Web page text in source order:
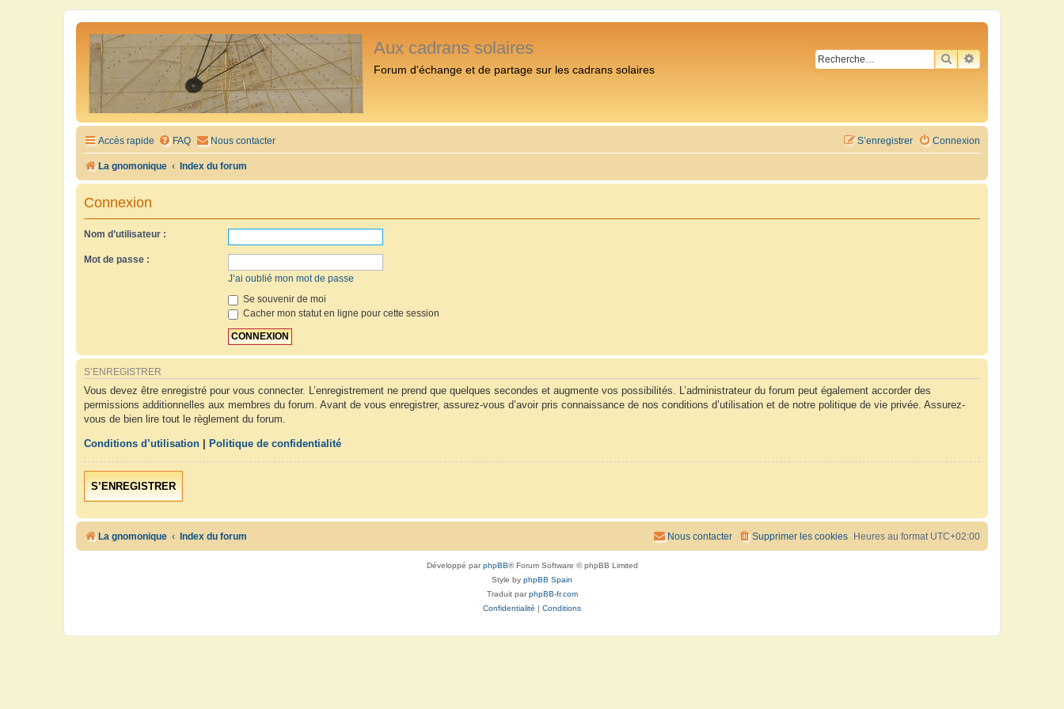
Aux cadrans solaires
Forum d'échange et de partage sur les cadrans solaires
RECHERCHER
RECHERCHE
Accès rapide FAQ Nous contacter Connexion
S’enregistrer
La gnomonique Index du forum
Connexion
Nom d’utilisateur :
Mot de passe :
J’ai oublié mon mot de passe
Se souvenir de moi
Cacher mon statut en ligne pour cette session
S’ENREGISTRER
Vous devez être enregistré pour vous connecter. L’enregistrement ne prend que quelques secondes et augmente vos possibilités. L’administrateur du forum peut également accorder des
permissions additionnelles aux membres du forum. Avant de vous enregistrer, assurez-vous d’avoir pris connaissance de nos conditions d’utilisation et de notre politique de vie privée. Assurez-
vous de bien lire tout le règlement du forum.
Conditions d’utilisation Politique de confidentialité
S’ENREGISTRER
La gnomonique Index du forum Heures au format UTC+02:00
Supprimer les cookies
Nous contacter
Développé parphpBB® Forum Software © phpBB Limited
Style by phpBB Spain
Traduit parphpBB-fr.com
Confidentialité
Conditions